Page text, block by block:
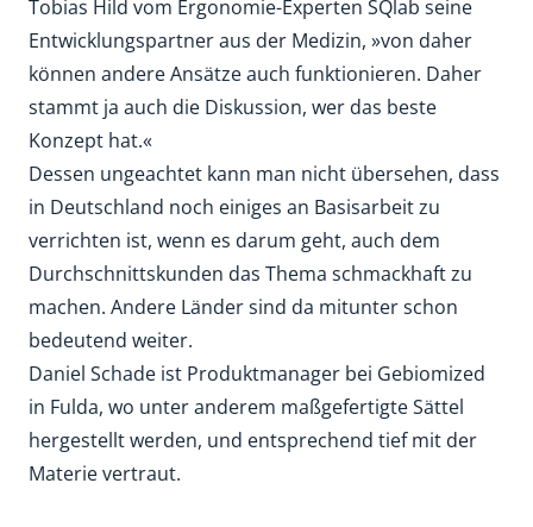
Tobias Hild vom Ergonomie-Experten SQlab seine
Entwicklungspartner aus der Medizin, »von daher
können andere Ansätze auch funktionieren. Daher
stammt ja auch die Diskussion, wer das beste
Konzept hat.«
Dessen ungeachtet kann man nicht übersehen, dass
in Deutschland noch einiges an Basisarbeit zu
verrichten ist, wenn es darum geht, auch dem
Durchschnittskunden das Thema schmackhaft zu
machen. Andere Länder sind da mitunter schon
bedeutend weiter.
Daniel Schade ist Produktmanager bei Gebiomized
in Fulda, wo unter anderem maßgefertigte Sättel
hergestellt werden, und entsprechend tief mit der
Materie vertraut.